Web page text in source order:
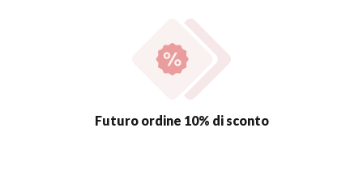
Futuro ordine 10% di sconto